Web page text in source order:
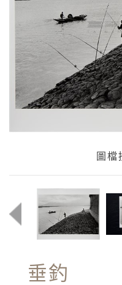
圖檔
垂釣